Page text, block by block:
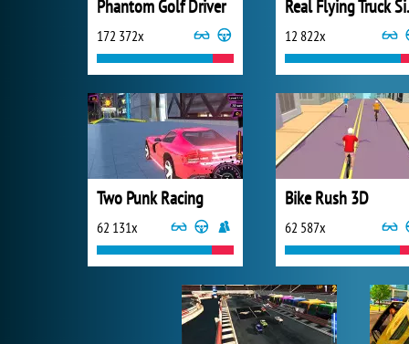
Phantom Golf Driver
172 372x
Real
12 822x
Two Punk Racing
62 131x
Bike Rush 3D
62 587x